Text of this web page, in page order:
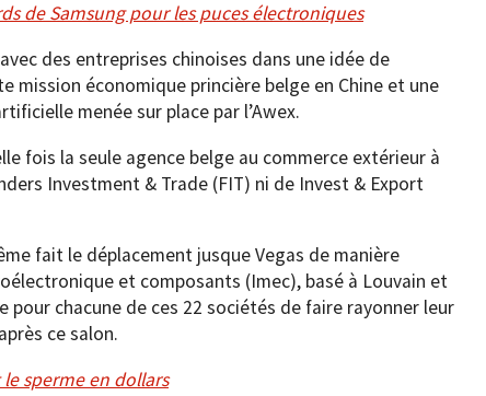
de Samsung pour les puces électroniques
des entreprises chinoises dans une idée de
mission économique princière belge en Chine et une
menée sur place par l’Awex.
fois la seule agence belge au commerce extérieur à
Investment & Trade (FIT) ni de Invest & Export
fait le déplacement jusque Vegas de manière
et composants (Imec), basé à Louvain et
pour chacune de ces 22 sociétés de faire rayonner leur
ce salon.
sperme en dollars